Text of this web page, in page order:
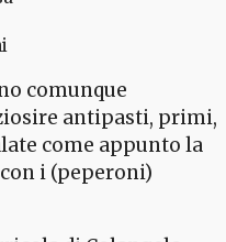
comunque
antipasti, primi,
come appunto la
i (peperoni)